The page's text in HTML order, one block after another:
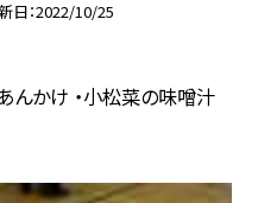
日 2022/10/25
んかけ ・小松菜の味噌汁